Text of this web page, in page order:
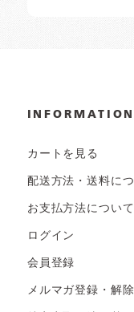
INFORMATION
カートを見る
配送方法・送料に
お支払方法について
ログイン
会員登録
メルマガ登録・解除